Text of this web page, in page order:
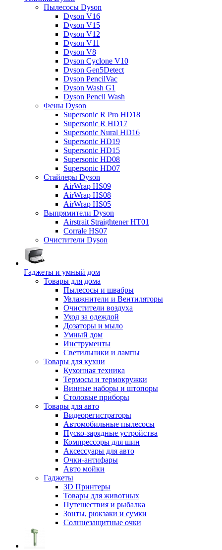
Пылесосы Dyson
Dyson V16
Dyson V15
Dyson V12
Dyson V11
Dyson V8
Dyson Cyclone V10
Dyson Gen5Detect
Dyson PencilVac
Dyson Wash G1
Dyson Pencil Wash
Фены Dyson
Supersonic R Pro HD18
Supersonic R HD17
Supersonic Nural HD16
Supersonic HD19
Supersonic HD15
Supersonic HD08
Supersonic HD07
Стайлеры Dyson
AirWrap HS09
AirWrap HS08
AirWrap HS05
Выпрямители Dyson
Airstrait Straightener HT01
Corrale HS07
Очистители Dyson
Гаджеты и умный дом
Товары для дома
Пылесосы и швабры
Увлажнители и Вентиляторы
Очистители воздуха
Уход за одеждой
Дозаторы и мыло
Умный дом
Инструменты
Светильники и лампы
Товары для кухни
Кухонная техника
Термосы и термокружки
Винные наборы и штопоры
Столовые приборы
Товары для авто
Видеорегистраторы
Автомобильные пылесосы
Пуско-зарядные устройства
Компрессоры для шин
Аксессуары для авто
Очки-антифары
Авто мойки
Гаджеты
3D Принтеры
Товары для животных
Путешествия и рыбалка
Зонты, рюкзаки и сумки
Солнцезащитные очки